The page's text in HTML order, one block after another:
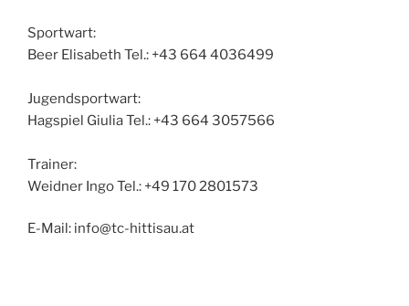
Sportwart:
Beer Elisabeth Tel.: +43 664 4036499
Jugendsportwart:
Hagspiel Giulia Tel.: +43 664 3057566
Trainer:
Weidner Ingo Tel.: +49 170 2801573
E-Mail: info@tc-hittisau.at